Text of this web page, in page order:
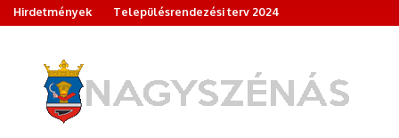
Hirdetmények
Településrendezési terv 2024